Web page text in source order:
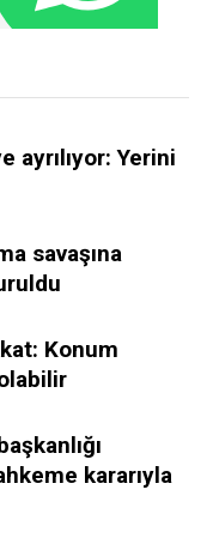
ayrılıyor: Yerini
savaşına
Konum
kararıyla